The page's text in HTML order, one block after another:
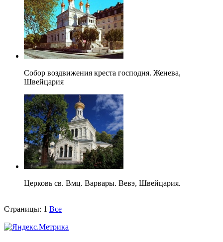
Собор воздвижения креста господня. Женева,
Швейцария
Церковь св. Вмц. Варвары. Вевэ, Швейцария.
Страницы: 1 Все